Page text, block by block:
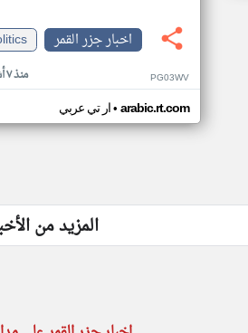
اخبار جزر القمر
منذ ٧ أشهر PG03WV
ار تي عربي• arabic.rt.com
المزيد من